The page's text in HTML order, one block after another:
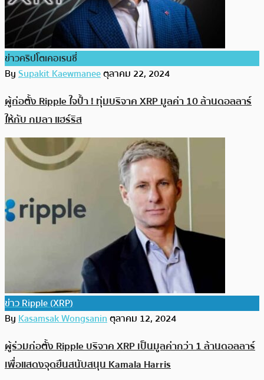
ข่าวคริปโตเคอเรนซี่
BySupakit Kaewmaneeตุลาคม 22, 2024
ผู้ก่อตั้ง Ripple ใจป้ำ ! ทุ่มบริจาค XRP มูลค่า 10 ล้านดอลลาร์
ให้กับ กมลา แฮร์ริส
ข่าว Ripple (XRP)
ByKasamsak Wongsaninตุลาคม 12, 2024
ผู้ร่วมก่อตั้ง Ripple บริจาค XRP เป็นมูลค่ากว่า 1 ล้านดอลลาร์
เพื่อแสดงจุดยืนสนับสนุน Kamala Harris